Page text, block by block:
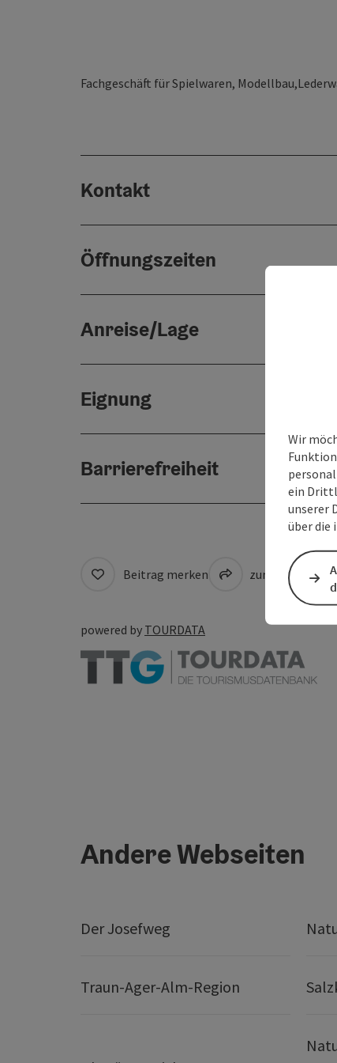
Fachgeschäft für Spielwaren,
Kontakt
Öffnungszeiten
Anreise/Lage
Eignung
Barrierefreiheit
Beitrag merken zum Merkzettel
powered by TOURDATA
Andere Webseiten
Der Josefweg
Traun-Ager-Alm-Region
Wir
ein
unserer
über die